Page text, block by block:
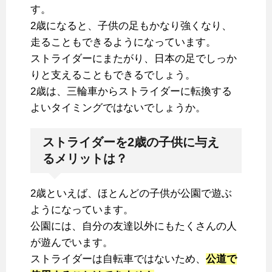
す。
2歳になると、子供の足もかなり強くなり、
走ることもできるようになっています。
ストライダーにまたがり、日本の足でしっか
りと支えることもできるでしょう。
2歳は、三輪車からストライダーに転換する
よいタイミングではないでしょうか。
ストライダーを2歳の子供に与え
るメリットは？
2歳といえば、ほとんどの子供が公園で遊ぶ
ようになっています。
公園には、自分の友達以外にもたくさんの人
が遊んでいます。
ストライダーは自転車ではないため、 公道で